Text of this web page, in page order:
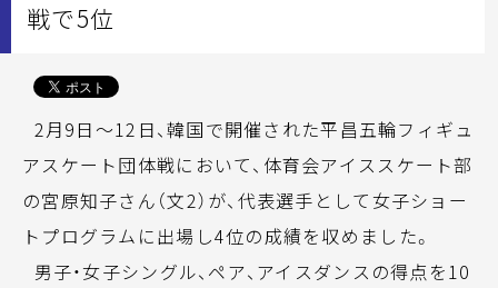
戦で5位
2月9日～12日、韓国で開催された平昌五輪フィギュ
アスケート団体戦において、体育会アイススケート部
の宮原知子さん（文2）が、代表選手として女子ショー
トプログラムに出場し4位の成績を収めました。
男子・女子シングル、ペア、アイスダンスの得点を10